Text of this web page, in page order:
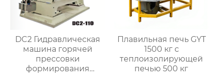
DC2 Гидравлическая
машина горячей
прессовки
формирования
Плавильная печь GYT
1500 кг с
теплоизолирующей
печью 500 кг